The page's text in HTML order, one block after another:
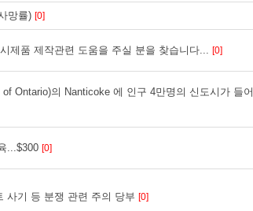
망률) [0]
제품 제작관련 도움을 주실 분을 찾습니다... [0]
Ontario)의 Nanticoke 에 인구 4만명의 신도시가 들어
...$300 [0]
사기 등 분쟁 관련 주의 당부 [0]